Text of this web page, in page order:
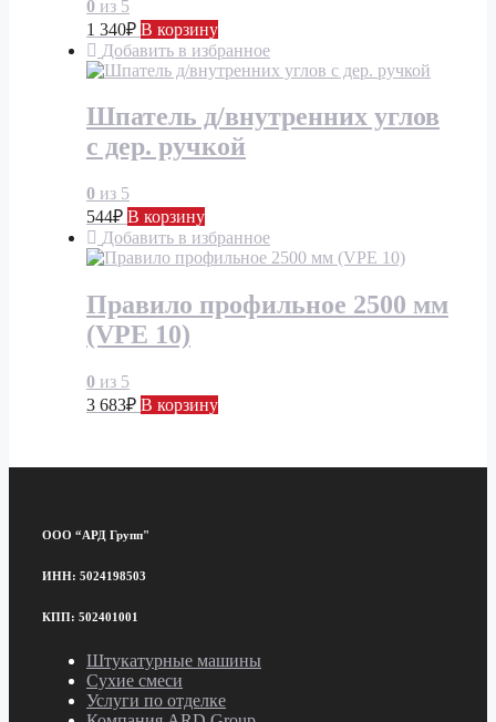
0 из 5
1 340₽ В корзину
Добавить в избранное
Шпатель д/внутренних углов
с дер. ручкой
0 из 5
544₽ В корзину
Добавить в избранное
Правило профильное 2500 мм
(VPE 10)
0 из 5
3 683₽ В корзину
ООО “АРД Групп"
ИНН: 5024198503
КПП: 502401001
Штукатурные машины
Сухие смеси
Услуги по отделке